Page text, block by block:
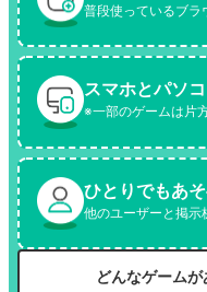
普段使っているブラ
スマホとパソ
※一部のゲームは片
ひとりでもあ
他のユーザーと掲示
どんなゲーム